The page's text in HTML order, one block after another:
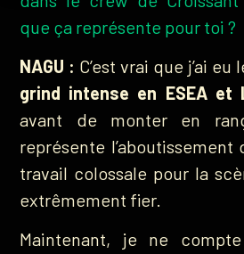
que ça représente pour toi ?
NAGU : C’est vrai que j’ai eu
grind intense en ESEA et
avant de monter en
représente l’aboutissement
travail colossale pour la
extrêmement fier.
Maintenant, je ne